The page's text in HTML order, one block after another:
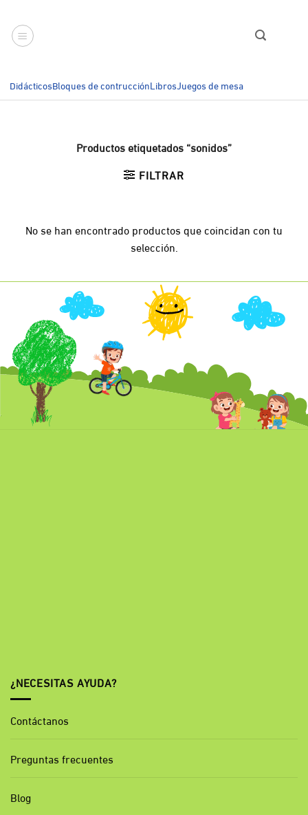
contenido
DidácticosBloques de contrucciónLibrosJuegos de mesa
Productos etiquetados “sonidos”
FILTRAR
No se han encontrado productos que coincidan con tu
selección.
¿NECESITAS AYUDA?
Contáctanos
Preguntas frecuentes
Blog